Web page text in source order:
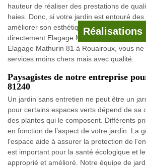
Réalisations
hauteur de réaliser des prestations de
haies. Donc, si votre jardin est entouré
améliorer son esthétique en taillant les
directement Elagage Mathurin 81 pour
Elagage Mathurin 81 à Rouairoux, vous
services moins chers mais avec qualité.
Paysagistes de notre entreprise
81240
Un jardin sans entretien ne peut être un
pour certains espaces verts dépend de sa
des plantes qui le composent. Différents
en fonction de l’aspect de votre jardin. La
l'espace aide à assurer la protection de
est important pour la santé écologique et le
approprié et amélioré. Notre équipe de